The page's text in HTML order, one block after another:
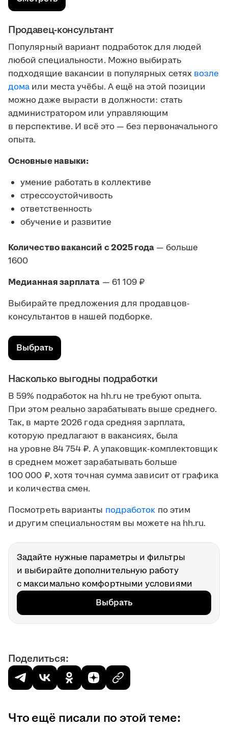
Продавец-консультант
Популярный вариант подработок для людей
любой специальности. Можно выбирать
подходящие вакансии в популярных сетях возле
дома или места учёбы. А ещё на этой позиции
можно даже вырасти в должности: стать
администратором или управляющим
в перспективе. И всё это — без первоначального
опыта.
Основные навыки:
умение работать в коллективе
стрессоустойчивость
ответственность
обучение и развитие
Количество вакансий с 2025 года — больше
1600
Медианная зарплата — 61 109 ₽
Выбирайте предложения для продавцов-
консультантов в нашей подборке.
Выбрать
Насколько выгодны подработки
В 59% подработок на hh.ru не требуют опыта.
При этом реально зарабатывать выше среднего.
Так, в марте 2026 года средняя зарплата,
которую предлагают в вакансиях, была
на уровне 84 754 ₽. А упаковщик-комплектовщик
в среднем может зарабатывать больше
100 000 ₽, хотя точная сумма зависит от графика
и количества смен.
Посмотреть варианты подработок по этим
и другим специальностям вы можете на hh.ru.
Задайте нужные параметры и фильтры
и выбирайте дополнительную работу
с максимально комфортными условиями
Выбрать
Поделиться:
Что ещё писали по этой теме: